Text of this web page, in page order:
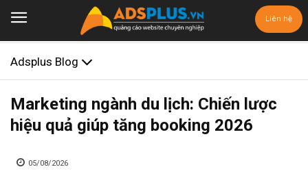
Liên hệ
Adsplus Blog
Marketing ngành du lịch: Chiến lược
hiệu quả giúp tăng booking 2026
05/08/2026